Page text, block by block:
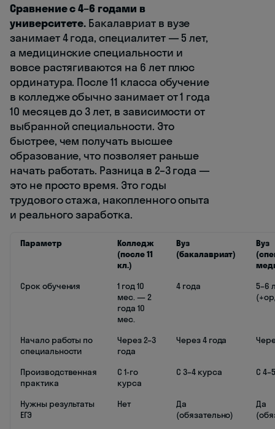
Сравнение с 4–6 годами в
университете. Бакалавриат в вузе
занимает 4 года, специалитет — 5 лет,
а медицинские специальности и
вовсе растягиваются на 6 лет плюс
ординатура. После 11 класса обучение
в колледже обычно занимает от 1 года
10 месяцев до 3 лет, в зависимости от
выбранной специальности. Это
быстрее, чем получать высшее
образование, что позволяет раньше
начать работать. Разница в 2–3 года —
это не просто время. Это годы
трудового стажа, накопленного опыта
и реального заработка.
Параметр
Колледж
(после 11
кл.)
Вуз
(бакалавриат)
Вуз
Срок обучения
1 год 10
мес. — 2
года 10
мес.
4 года
5–6
Начало работы по
специальности
Через 2–3
года
Через 4 года
Производственная
практика
С 1-го
курса
С 3–4 курса С
Нужны результаты
ЕГЭ
Нет
Да
(обязательно)
Да